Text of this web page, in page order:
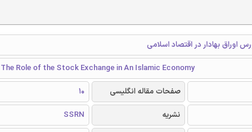
اوراق بهادار در اقتصاد اسلامی
The Role of the Stock Exchange in An Islamic Economy
صفحات مقاله انگلیسی
10
نشریه
SSRN